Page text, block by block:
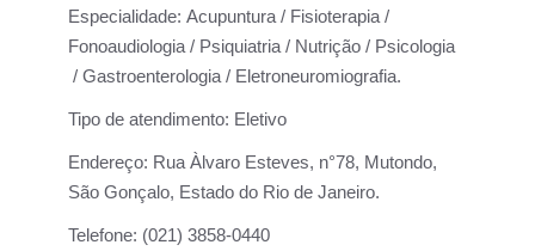
Especialidade: Acupuntura / Fisioterapia /
Fonoaudiologia / Psiquiatria / Nutrição / Psicologia
/ Gastroenterologia / Eletroneuromiografia.
Tipo de atendimento: Eletivo
Endereço: Rua Àlvaro Esteves, n°78, Mutondo,
São Gonçalo, Estado do Rio de Janeiro.
Telefone: (021) 3858-0440